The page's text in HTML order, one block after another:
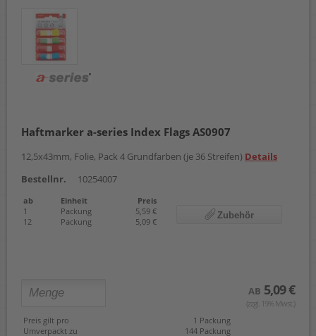
Haftmarker a-series Index Flags AS0907
12,5x43mm, Folie, Pack 4 Grundfarben (je 36 Streifen) Details
Bestellnr.
10254007
ab Einheit
Preis
1
Packung
5,59 €
12
Packung 5,09 €
Zubehör
AB 5,09 €
(zzgl. 19% Mwst.)
Preis gilt pro
1 Packung
Umverpackt zu
144 Packung